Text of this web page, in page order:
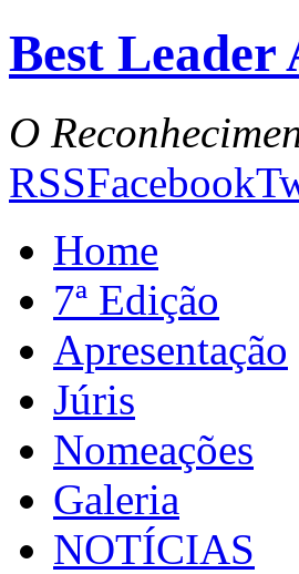
Best Leader
O
RSSFacebook
Home
7ª Edição
Apresentação
Júris
Nomeações
Galeria
NOTÍCIAS